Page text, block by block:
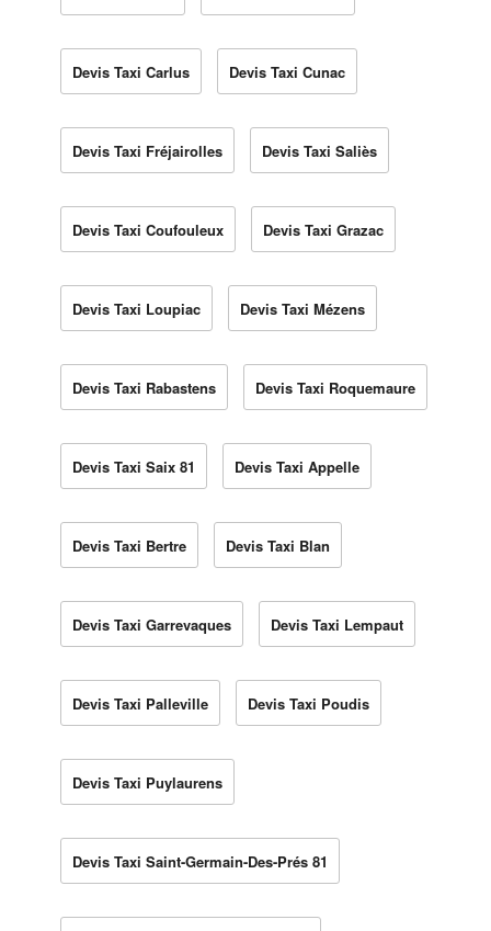
Devis Taxi Carlus Devis Taxi Cunac
Devis Taxi Fréjairolles Devis Taxi Saliès
Devis Taxi Coufouleux Devis Taxi Grazac
Devis Taxi Loupiac Devis Taxi Mézens
Devis Taxi Rabastens Devis Taxi Roquemaure
Devis Taxi Saix 81 Devis Taxi Appelle
Devis Taxi Bertre Devis Taxi Blan
Devis Taxi Garrevaques Devis Taxi Lempaut
Devis Taxi Palleville Devis Taxi Poudis
Devis Taxi Puylaurens
Devis Taxi Saint-Germain-Des-Prés 81